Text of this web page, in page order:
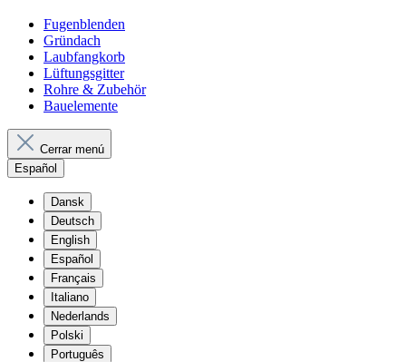
Fugenblenden
Gründach
Laubfangkorb
Lüftungsgitter
Rohre & Zubehör
Bauelemente
Cerrar menú
Español
Dansk
Deutsch
English
Español
Français
Italiano
Nederlands
Polski
Português